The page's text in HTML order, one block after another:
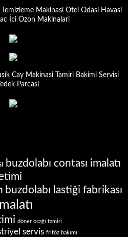
buzdolabı contası imalatı
buzdolabı lastiği fabrikası
döner ocağı tamiri
servis fritöz bakımı